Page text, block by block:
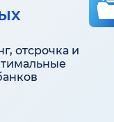
отсрочка и